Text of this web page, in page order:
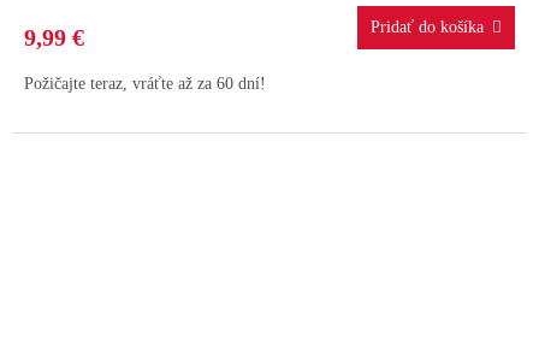
9,99 €
Požičajte teraz, vráťte až za 60 dní!